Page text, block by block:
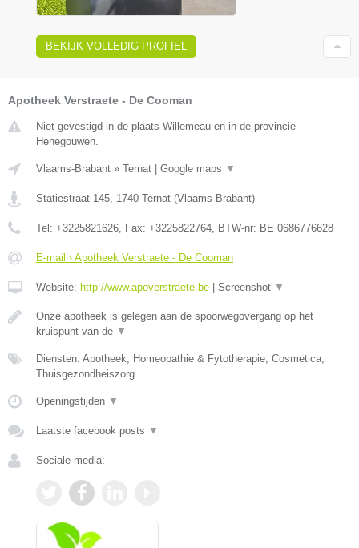
BEKIJK VOLLEDIG PROFIEL
Apotheek Verstraete - De Cooman
Niet gevestigd in de plaats Willemeau en in de provincie
Henegouwen.
Vlaams-Brabant » Ternat | Google maps ▼
Statiestraat 145 1740 Ternat (Vlaams-Brabant)
Tel: +3225821626 , Fax: +3225822764 , BTW-nr: BE 0686776628
E-mail › Apotheek Verstraete - De Cooman
Website: http://www.apoverstraete.be | Screenshot ▼
Onze apotheek is gelegen aan de spoorwegovergang op het
kruispunt van de ▼
Diensten: Apotheek, Homeopathie & Fytotherapie, Cosmetica,
Thuisgezondheiszorg
Openingstijden ▼
Laatste facebook posts ▼
Sociale media: